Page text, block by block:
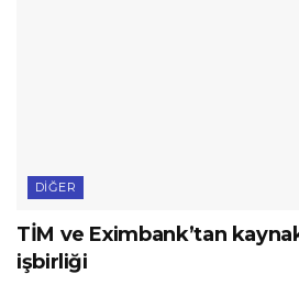
DIĞER
TİM ve Eximbank’tan
işbirliği